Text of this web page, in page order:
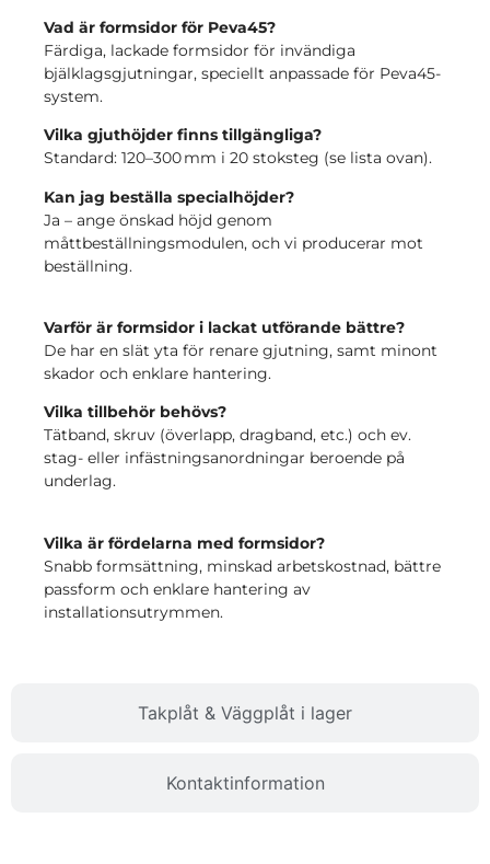
Takplåt & Väggplåt i lager
Kontaktinformation
Vad är formsidor för Peva45?
Färdiga, lackade formsidor för invändiga
bjälklagsgjutningar, speciellt anpassade för Peva45-
system.
Vilka gjuthöjder finns tillgängliga?
Standard: 120–300 mm i 20 stoksteg (se lista ovan).
Kan jag beställa specialhöjder?
Ja – ange önskad höjd genom
måttbeställningsmodulen, och vi producerar mot
beställning.
Varför är formsidor i lackat utförande bättre?
De har en slät yta för renare gjutning, samt minont
skador och enklare hantering.
Vilka tillbehör behövs?
Tätband, skruv (över­lapp, dragband, etc.) och ev.
stag- eller infästningsanordningar beroende på
underlag.
Vilka är fördelarna med formsidor?
Snabb formsättning, minskad arbetskostnad, bättre
passform och enklare hantering av
installationsutrymmen.